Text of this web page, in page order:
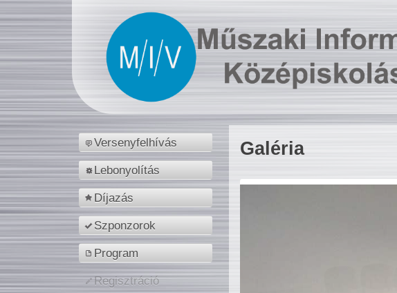
Versenyfelhívás
Lebonyolítás
Díjazás
Szponzorok
Program
Regisztráció
Galéria